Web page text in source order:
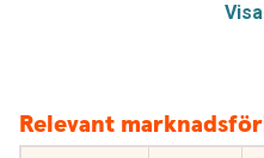
Relevant